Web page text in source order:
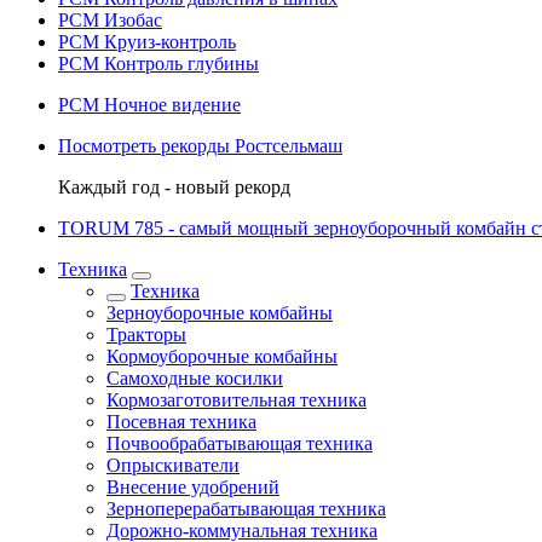
РСМ Изобас
РСМ Круиз-контроль
РСМ Контроль глубины
РСМ Ночное видение
Посмотреть рекорды Ростсельмаш
Каждый год - новый рекорд
TORUM 785 - cамый мощный зерноуборочный комбайн
Техника
Техника
Зерноуборочные комбайны
Тракторы
Кормоуборочные комбайны
Самоходные косилки
Кормозаготовительная техника
Посевная техника
Почвообрабатывающая техника
Опрыскиватели
Внесение удобрений
Зерноперерабатывающая техника
Дорожно-коммунальная техника